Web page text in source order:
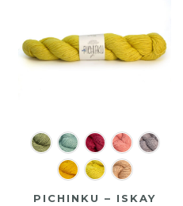
PICHINKU – ISKAY